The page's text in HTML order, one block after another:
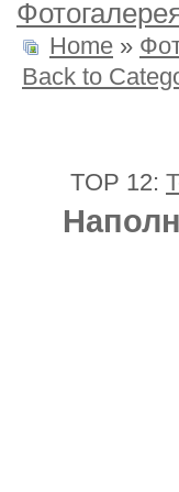
Home »
Back to
TOP 12: